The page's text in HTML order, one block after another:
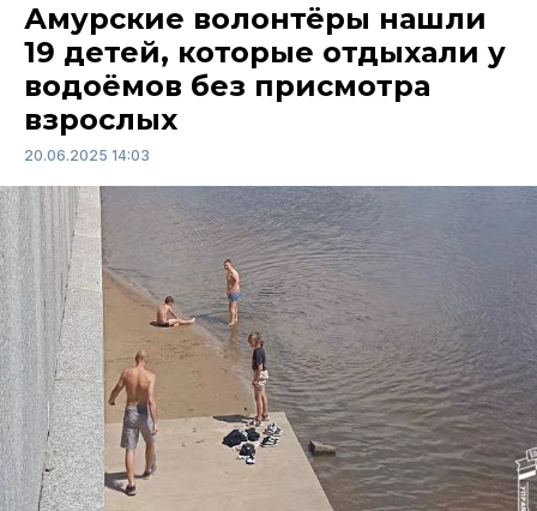
Амурские волонтёры нашли
19 детей, которые отдыхали у
водоёмов без присмотра
взрослых
20.06.2025 14:03